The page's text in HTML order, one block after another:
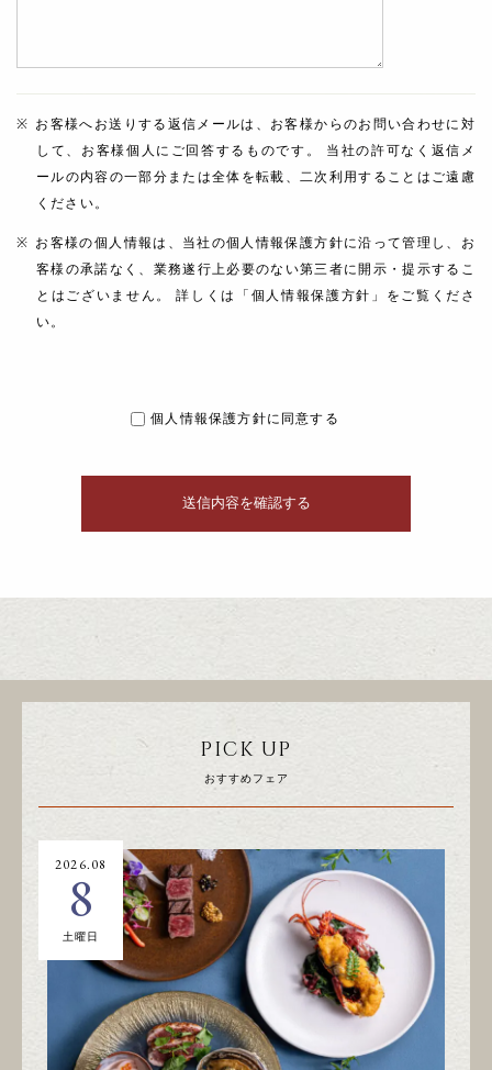
お客様へお送りする返信メールは、お客様からのお問い合わせに対
して、お客様個人にご回答するものです。 当社の許可なく返信メ
ールの内容の一部分または全体を転載、二次利用することはご遠慮
ください。
お客様の個人情報は、当社の個人情報保護方針に沿って管理し、お
客様の承諾なく、業務遂行上必要のない第三者に開示・提示するこ
とはございません。 詳しくは「個人情報保護方針」をご覧くださ
い。
個人情報保護方針に同意する
PICK UP
おすすめフェア
2026.08
8
土曜日